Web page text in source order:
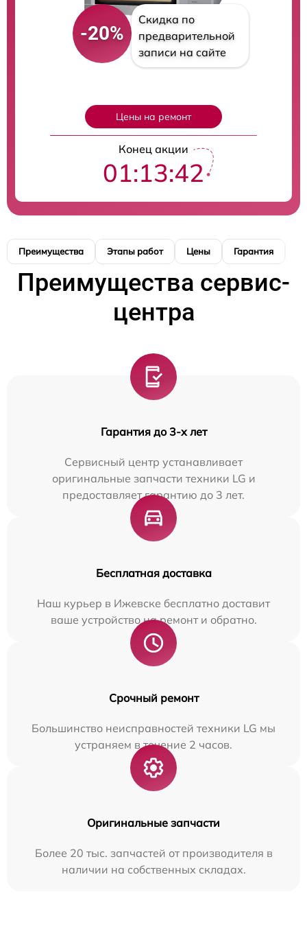
-20%
Скидка по
предварительной
записи на сайте
Цены на ремонт
Конец акции
01:13:40
Преимущества Этапы работ Цены Гарантия
Преимущества сервис-
центра
Гарантия до 3-х лет
Сервисный центр устанавливает
оригинальные запчасти техники LG и
предоставляет гарантию до 3 лет.
Бесплатная доставка
Наш курьер в Ижевске бесплатно доставит
ваше устройство на ремонт и обратно.
Срочный ремонт
Большинство неисправностей техники LG мы
устраняем в течение 2 часов.
Оригинальные запчасти
Более 20 тыс. запчастей от производителя в
наличии на собственных складах.